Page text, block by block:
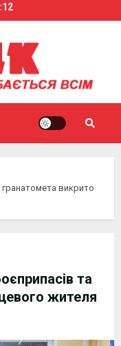
гранатомета викрито
та
жителя